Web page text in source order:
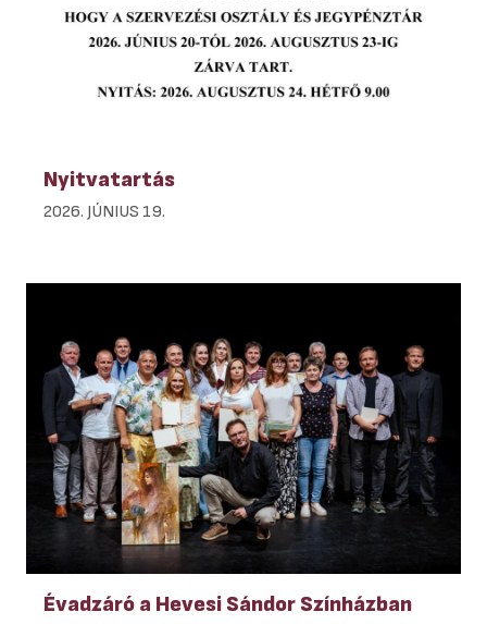
Nyitvatartás
2026. JÚNIUS 19.
Évadzáró a Hevesi Sándor Színházban